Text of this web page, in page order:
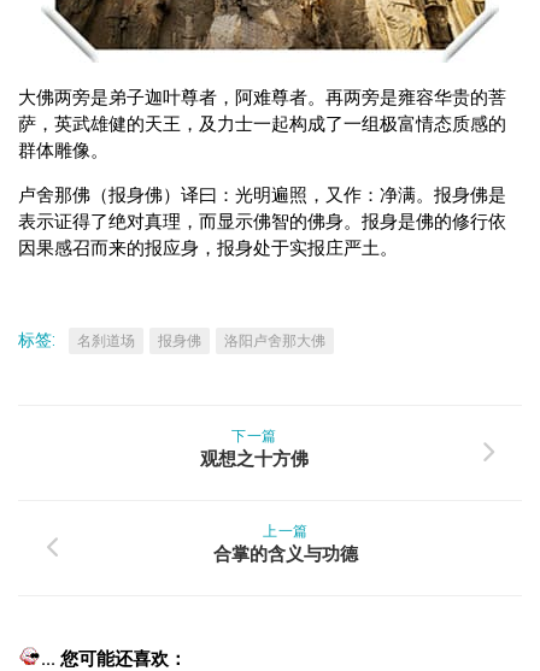
大佛两旁是弟子迦叶尊者，阿难尊者。再两旁是雍容华贵的菩
萨，英武雄健的天王，及力士一起构成了一组极富情态质感的
群体雕像。
卢舍那佛（报身佛）译曰：光明遍照，又作：净满。报身佛是
表示证得了绝对真理，而显示佛智的佛身。报身是佛的修行依
因果感召而来的报应身，报身处于实报庄严土。
标签: 名刹道场 报身佛 洛阳卢舍那大佛
下一篇
观想之十方佛
上一篇
合掌的含义与功德
... 您可能还喜欢：